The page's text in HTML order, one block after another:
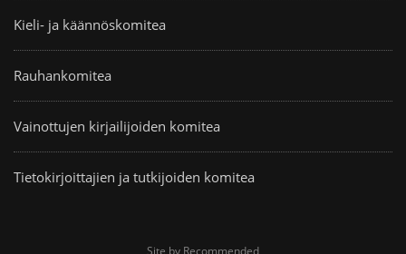
Kieli- ja käännöskomitea
Rauhankomitea
Vainottujen kirjailijoiden komitea
Tietokirjoittajien ja tutkijoiden komitea